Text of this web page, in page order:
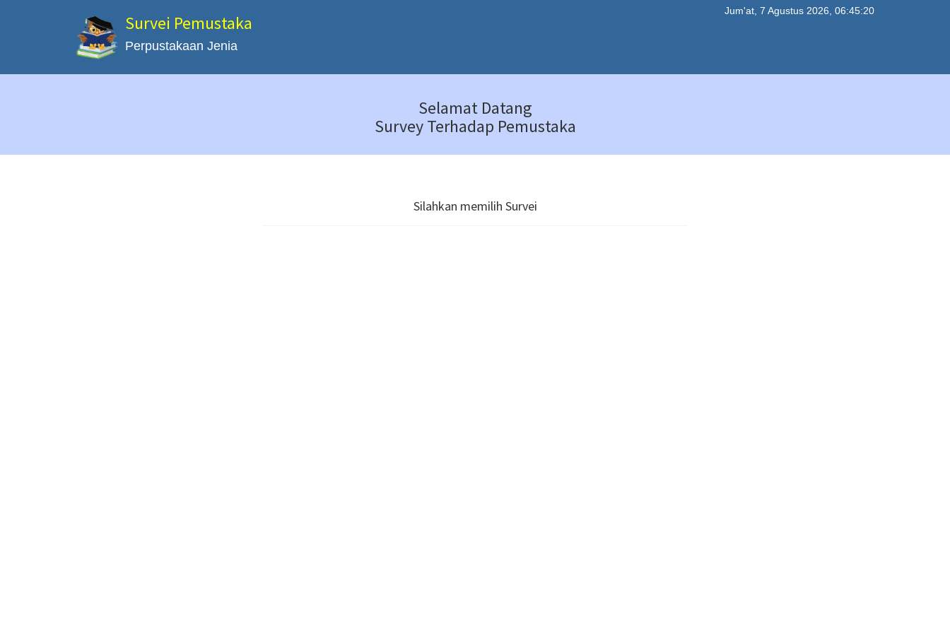
Survei Pemustaka
Perpustakaan Jenia
Jum'at, 7 Agustus 2026, 06:45:20
Selamat Datang
Survey Terhadap Pemustaka
Silahkan memilih Survei